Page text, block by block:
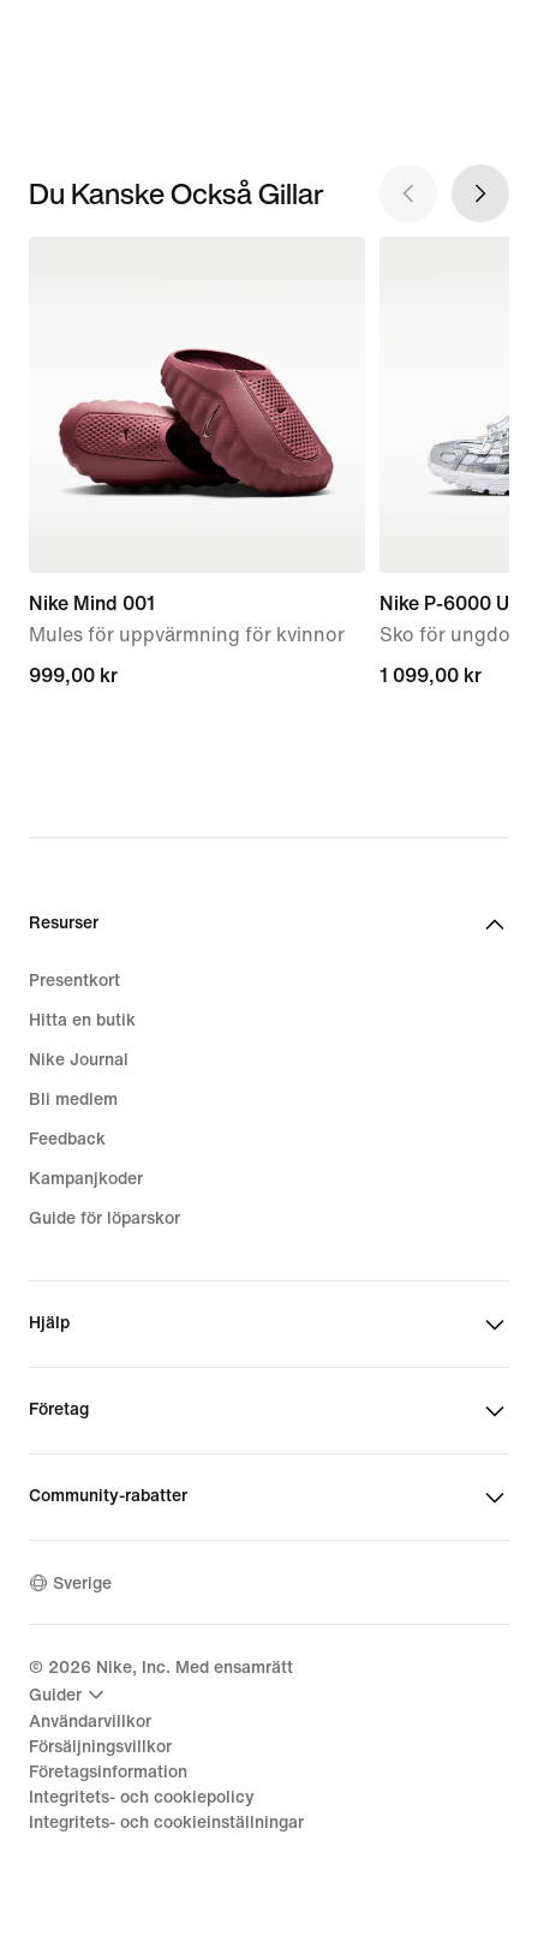
Du Kanske Också Gillar
Nike Mind 001
Mules för uppvärmning för kvinnor
999,00 kr
999,00 kr
Nike P-6000
Sko för ungdom
1 099,00 kr
1 099,00 kr
Resurser
Presentkort
Hitta en butik
Nike Journal
Bli medlem
Feedback
Kampanjkoder
Guide för löparskor
Hjälp
Företag
Community-rabatter
Sverige
© 2026 Nike, Inc. Med ensamrätt
Guider
Användarvillkor
Försäljningsvillkor
Företagsinformation
Integritets- och cookiepolicy
Integritets- och cookieinställningar